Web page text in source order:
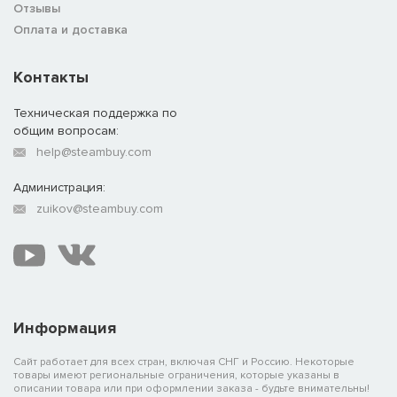
земледельческих хозяйствах области.
Сыма Лунь: князь-узурпатор
Класс: командир
Приоритет: шпионаж и дипломатия
Уникальные отряды:
• хуннская тяжёлая конница (штурмовая конница, мощный
натиск, превосходная броня)
Сыма Лунь в ходе кампании полагается на интриги. Играя за
этого князя, не обойтись без шпионажа и диверсий. С
опосредованные войны, вводить в заблуждение
Росту уровня интриг также способствует уникальная для
Сыма Луня цепочка административных построек
Отзывы
Оплата и доставка
Информация
Сайт работает для всех стран, включая СНГ и Россию. Некоторые
товары имеют региональные ограничения, которые указаны в
описании товара или при оформлении заказа - будьте внимательны!
Контакты
Техническая поддержка по
общим вопросам:
help@steambuy.com
Администрация:
zuikov@steambuy.com